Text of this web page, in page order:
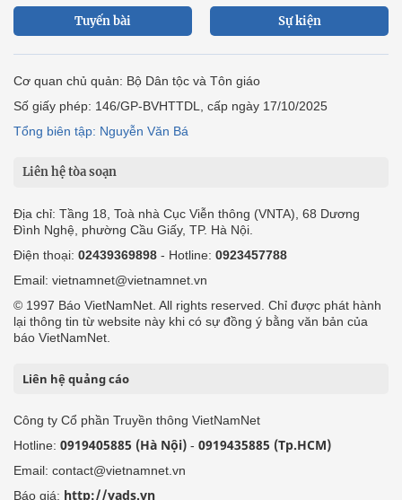
Tuyến bài Sự kiện
Cơ quan chủ quản: Bộ Dân tộc và Tôn giáo
Số giấy phép: 146/GP-BVHTTDL, cấp ngày 17/10/2025
Tổng biên tập: Nguyễn Văn Bá
Liên hệ tòa soạn
Địa chỉ: Tầng 18, Toà nhà Cục Viễn thông (VNTA), 68 Dương
Đình Nghệ, phường Cầu Giấy, TP. Hà Nội.
Điện thoại: 02439369898 - Hotline: 0923457788
Email: vietnamnet@vietnamnet.vn
© 1997 Báo VietNamNet. All rights reserved. Chỉ được phát hành
lại thông tin từ website này khi có sự đồng ý bằng văn bản của
báo VietNamNet.
Liên hệ quảng cáo
Công ty Cổ phần Truyền thông VietNamNet
Hotline: 0919405885 (Hà Nội) - 0919435885 (Tp.HCM)
Email: contact@vietnamnet.vn
Báo giá: http://vads.vn